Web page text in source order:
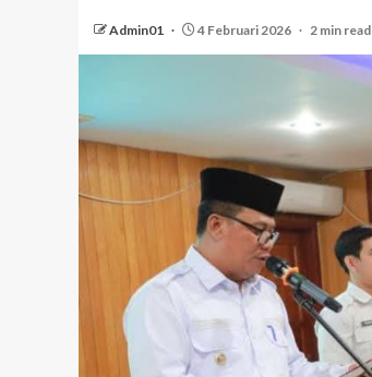
Admin01 4 Februari 2026 2 min read